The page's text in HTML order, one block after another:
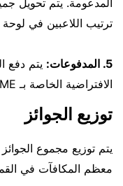
ترتيب اللاعبين في
5. المدفوعات:
الافتراضية الخاصة بـ BC.GAME (1 BCD = 1 دولار أمريكي).
توزيع الجوائز
يتم توزيع مجموع
معظم المكافآت في